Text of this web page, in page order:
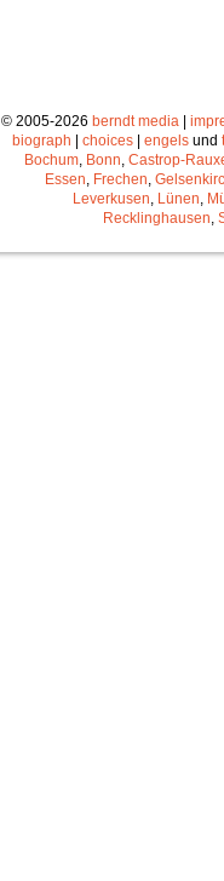
© 2005-2026 berndt media |
biograph | choices | engels und
Bochum Bonn Castrop-
Essen Frechen
Leverkusen Lünen
Recklinghausen